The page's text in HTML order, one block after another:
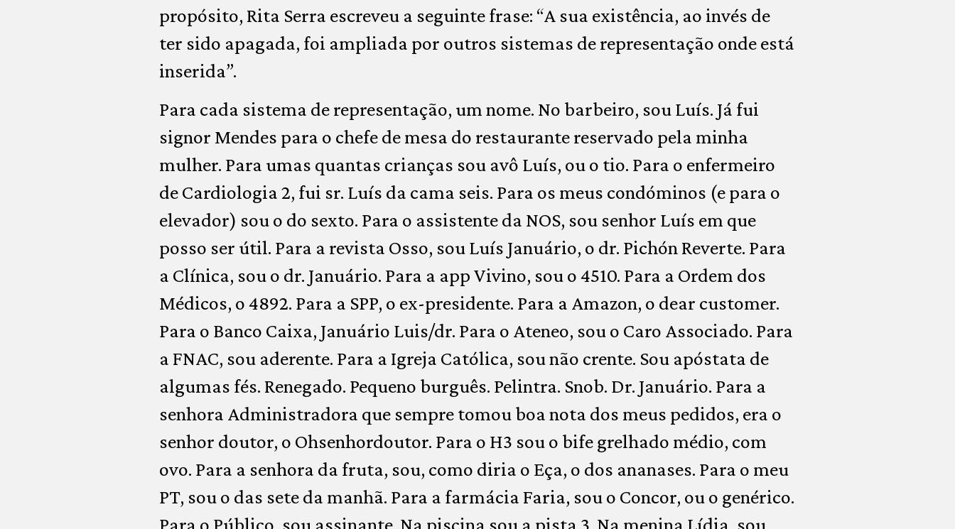
propósito, Rita Serra escreveu a seguinte frase: “A sua existência, ao invés de
ter sido apagada, foi ampliada por outros sistemas de representação onde está
inserida”.
Para cada sistema de representação, um nome. No barbeiro, sou Luís. Já fui
signor Mendes para o chefe de mesa do restaurante reservado pela minha
mulher. Para umas quantas crianças sou avô Luís, ou o tio. Para o enfermeiro
de Cardiologia 2, fui sr. Luís da cama seis. Para os meus condóminos (e para o
elevador) sou o do sexto. Para o assistente da NOS, sou senhor Luís em que
posso ser útil. Para a revista Osso, sou Luís Januário, o dr. Pichón Reverte. Para
a Clínica, sou o dr. Januário. Para a app Vivino, sou o 4510. Para a Ordem dos
Médicos, o 4892. Para a SPP, o ex-presidente. Para a Amazon, o dear customer.
Para o Banco Caixa, Januário Luis/dr. Para o Ateneo, sou o Caro Associado. Para
a FNAC, sou aderente. Para a Igreja Católica, sou não crente. Sou apóstata de
algumas fés. Renegado. Pequeno burguês. Pelintra. Snob. Dr. Januário. Para a
senhora Administradora que sempre tomou boa nota dos meus pedidos, era o
senhor doutor, o Ohsenhordoutor. Para o H3 sou o bife grelhado médio, com
ovo. Para a senhora da fruta, sou, como diria o Eça, o dos ananases. Para o meu
PT, sou o das sete da manhã. Para a farmácia Faria, sou o Concor, ou o genérico.
Para o Público, sou assinante. Na piscina sou a pista 3. Na menina Lídia, sou